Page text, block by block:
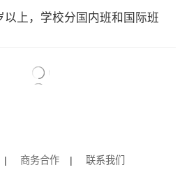
以上，学校分国内班和国际班
| 商务合作 | 联系我们